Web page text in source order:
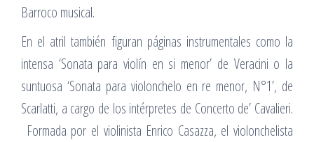
Barroco musical.
En el atril también figuran páginas instrumentales como la
intensa ‘Sonata para violín en si menor’ de Veracini o la
suntuosa ‘Sonata para violonchelo en re menor, N°1’, de
Scarlatti, a cargo de los intérpretes de Concerto de’ Cavalieri.
Formada por el violinista Enrico Casazza, el violonchelista